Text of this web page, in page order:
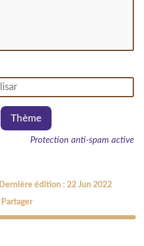
Thème
Protection anti-spam active
Dernière édition : 22 Jun 2022
Partager